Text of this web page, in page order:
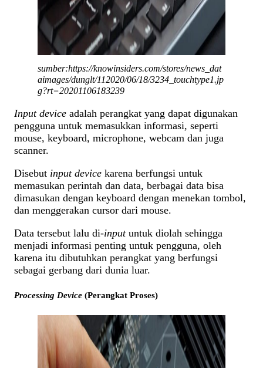
sumber:https://knowinsiders.com/stores/news_dat
aimages/dunglt/112020/06/18/3234_touchtype1.jp
g?rt=20201106183239
Input device adalah perangkat yang dapat digunakan
pengguna untuk memasukkan informasi, seperti
mouse, keyboard, microphone, webcam dan juga
scanner.
Disebut input device karena berfungsi untuk
memasukan perintah dan data, berbagai data bisa
dimasukan dengan keyboard dengan menekan tombol,
dan menggerakan cursor dari mouse.
Data tersebut lalu di-inputuntuk diolah sehingga
menjadi informasi penting untuk pengguna, oleh
karena itu dibutuhkan perangkat yang berfungsi
sebagai gerbang dari dunia luar.
Processing Device (Perangkat Proses)